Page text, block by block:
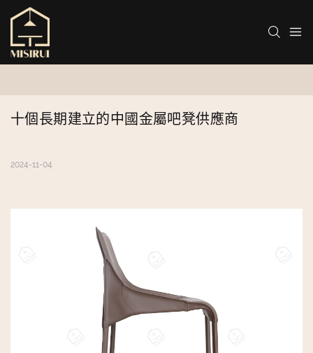
十個長期建立的中國金屬吧凳供應商
2024-11-04